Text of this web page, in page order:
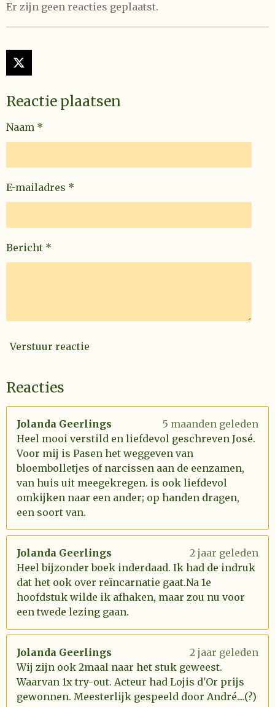
Er zijn geen reacties geplaatst.
X
Reactie plaatsen
Naam *
E-mailadres *
Bericht *
Verstuur reactie
Reacties
Jolanda Geerlings
5 maanden geleden
Heel mooi verstild en liefdevol geschreven José.
Voor mij is Pasen het weggeven van
bloembolletjes of narcissen aan de eenzamen,
van huis uit meegekregen. is ook liefdevol
omkijken naar een ander; op handen dragen,
een soort van.
Jolanda Geerlings
2 jaar geleden
Heel bijzonder boek inderdaad. Ik had de indruk
dat het ook over reïncarnatie gaat.Na 1e
hoofdstuk wilde ik afhaken, maar zou nu voor
een twede lezing gaan.
Jolanda Geerlings
2 jaar geleden
Wij zijn ook 2maal naar het stuk geweest.
Waarvan 1x try-out. Acteur had Lojis d'Or prijs
gewonnen. Meesterlijk gespeeld door André....(?)